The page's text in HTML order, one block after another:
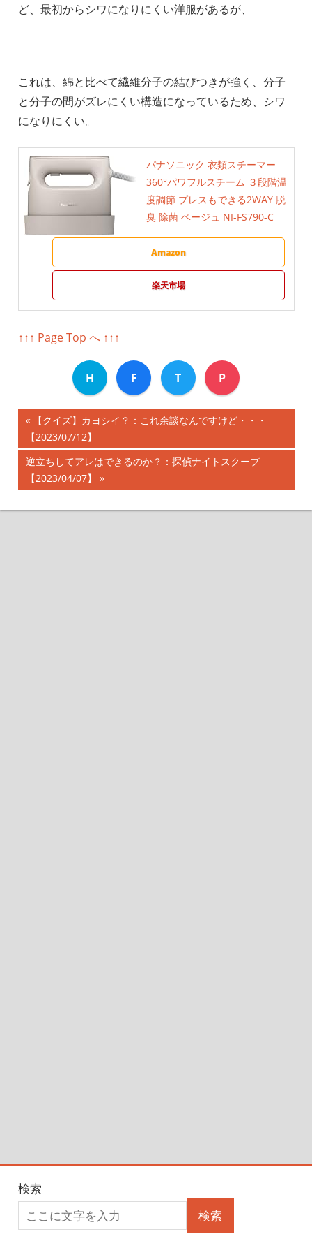
ど、最初からシワになりにくい洋服があるが、
これは、綿と比べて繊維分子の結びつきが強く、分子
と分子の間がズレにくい構造になっているため、シワ
になりにくい。
パナソニック 衣類スチーマー
360°パワフルスチーム ３段階温
度調節 プレスもできる2WAY 脱
臭 除菌 ベージュ NI-FS790-C
Amazon
楽天市場
↑↑↑ Page Top へ ↑↑↑
H F T P
投
稿
ナ
ビ
前
の
記
事:
【クイズ】カヨシイ？：これ余談なんですけど・・・
【2023/07/12】
次
の
事:
逆立ちしてアレはできるのか？：探偵ナイトスクープ
【2023/04/07】
検索
検索